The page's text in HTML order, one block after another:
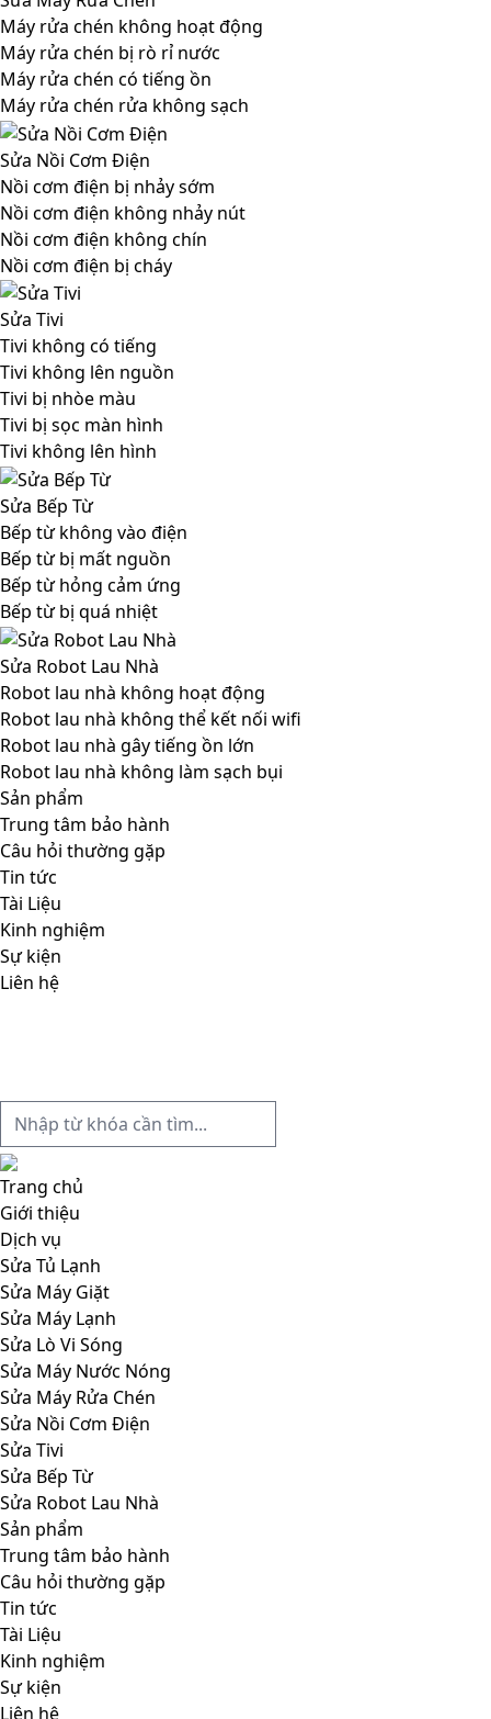
Máy rửa chén không hoạt động
Máy rửa chén bị rò rỉ nước
Máy rửa chén có tiếng ồn
Máy rửa chén rửa không sạch
Sửa Nồi Cơm Điện
Nồi cơm điện bị nhảy sớm
Nồi cơm điện không nhảy nút
Nồi cơm điện không chín
Nồi cơm điện bị cháy
Sửa Tivi
Tivi không có tiếng
Tivi không lên nguồn
Tivi bị nhòe màu
Tivi bị sọc màn hình
Tivi không lên hình
Sửa Bếp Từ
Bếp từ không vào điện
Bếp từ bị mất nguồn
Bếp từ hỏng cảm ứng
Bếp từ bị quá nhiệt
Sửa Robot Lau Nhà
Robot lau nhà không hoạt động
Robot lau nhà không thể kết nối wifi
Robot lau nhà gây tiếng ồn lớn
Robot lau nhà không làm sạch bụi
Sản phẩm
Trung tâm bảo hành
Câu hỏi thường gặp
Tin tức
Tài Liệu
Kinh nghiệm
Sự kiện
Liên hệ
Trang chủ
Giới thiệu
Dịch vụ
Sửa Tủ Lạnh
Sửa Máy Giặt
Sửa Máy Lạnh
Sửa Lò Vi Sóng
Sửa Máy Nước Nóng
Sửa Máy Rửa Chén
Sửa Nồi Cơm Điện
Sửa Tivi
Sửa Bếp Từ
Sửa Robot Lau Nhà
Sản phẩm
Trung tâm bảo hành
Câu hỏi thường gặp
Tin tức
Tài Liệu
Kinh nghiệm
Sự kiện
Liên hệ